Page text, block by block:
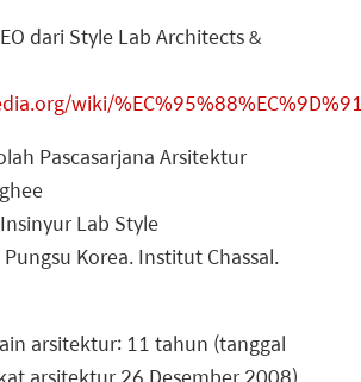
dari Style Lab Architects &
wiki/
Pascasarjana Arsitektur
Lab Style
Korea. Institut Chassal.
arsitektur: 11 tahun (tanggal